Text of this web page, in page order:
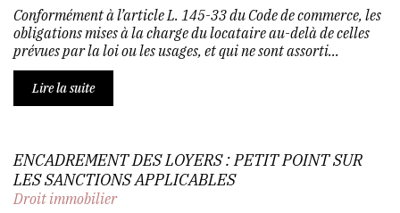
Conformément à l’article L. 145-33 du Code de commerce, les
obligations mises à la charge du locataire au-delà de celles
prévues par la loi ou les usages, et qui ne sont assorti...
Lire la suite
ENCADREMENT DES LOYERS : PETIT POINT SUR
LES SANCTIONS APPLICABLES
Droit immobilier